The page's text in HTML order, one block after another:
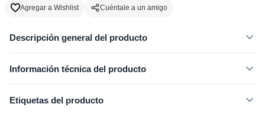
Agregar a Wishlist Cuéntale a un amigo
Descripción general del producto
Información técnica del producto
Etiquetas del producto